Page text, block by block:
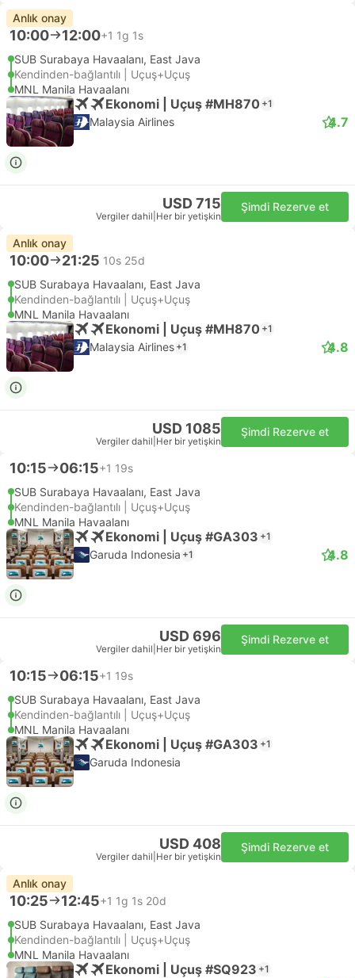
Anlık onay
10:00 12:00+1 1g 1s
SUB Surabaya Havaalanı, East Java
Kendinden-bağlantılı | Uçuş+Uçuş
MNL Manila Havaalanı
Ekonomi | Uçuş #MH870 +1
Malaysia Airlines 4.7
USD 715
Vergiler dahil Her bir yetişkin
Şimdi Rezerve et
Anlık onay
10:00 21:25 10s 25d
SUB Surabaya Havaalanı, East Java
Kendinden-bağlantılı | Uçuş+Uçuş
MNL Manila Havaalanı
Ekonomi | Uçuş #MH870 +1
Malaysia Airlines +1 4.8
USD 1085
Vergiler dahil Her bir yetişkin
Şimdi Rezerve et
10:15 06:15+1 19s
SUB Surabaya Havaalanı, East Java
Kendinden-bağlantılı | Uçuş+Uçuş
MNL Manila Havaalanı
Ekonomi | Uçuş #GA303 +1
Garuda Indonesia +1 4.8
USD 696
Vergiler dahil Her bir yetişkin
Şimdi Rezerve et
10:15 06:15+1 19s
SUB Surabaya Havaalanı, East Java
Kendinden-bağlantılı | Uçuş+Uçuş
MNL Manila Havaalanı
Ekonomi | Uçuş #GA303 +1
Garuda Indonesia
USD 408
Vergiler dahil Her bir yetişkin
Şimdi Rezerve et
Anlık onay
10:25 12:45+1 1g 1s 20d
SUB Surabaya Havaalanı, East Java
Kendinden-bağlantılı | Uçuş+Uçuş
MNL Manila Havaalanı
Ekonomi | Uçuş #SQ923 +1